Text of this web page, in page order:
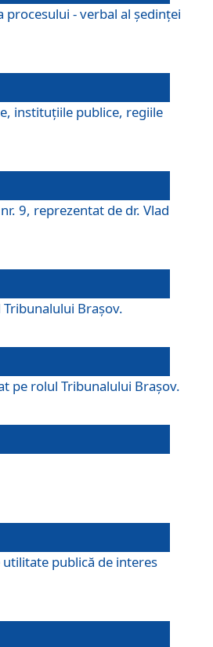
- verbal al ședinței
instituțiile publice, regiile
9, reprezentat de dr. Vlad
Braşov.
pe rolul Tribunalului Braşov.
publică de interes